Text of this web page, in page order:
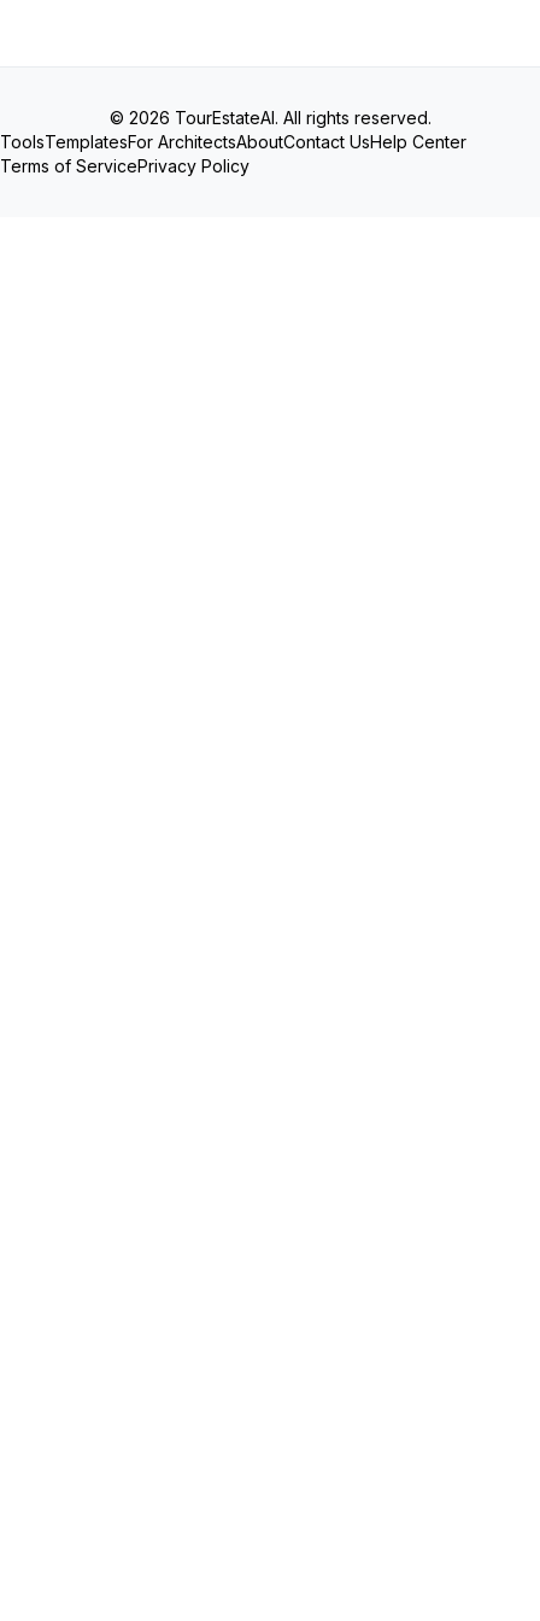
© 2026 TourEstateAI. All rights reserved.
ToolsTemplatesFor ArchitectsAboutContact UsHelp Center
Terms of ServicePrivacy Policy